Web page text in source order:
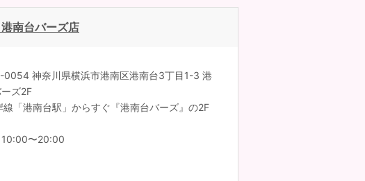
南台バーズ店
0054 神奈川県横浜市港南区港南台3丁目1-3 港
ズ2F
線「港南台駅」からすぐ『港南台バーズ』の2F
10:00〜20:00